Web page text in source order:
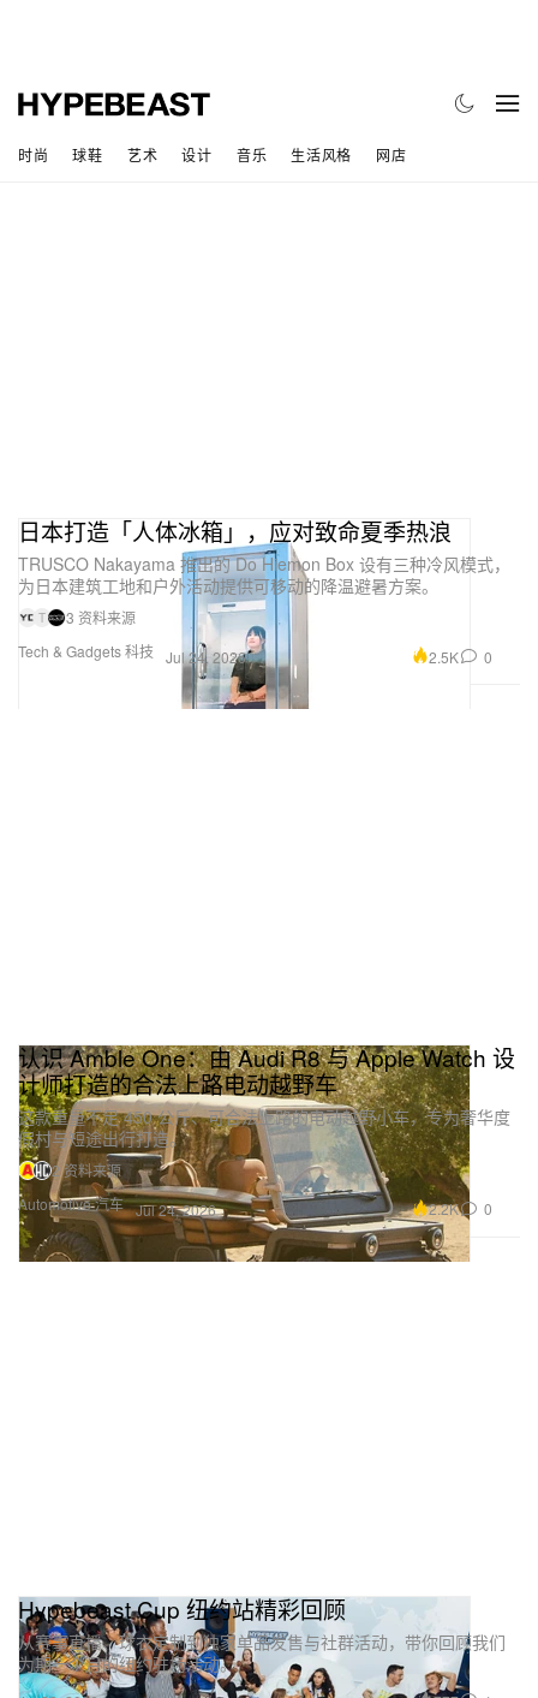
时尚 球鞋 艺术 设计 音乐 生活风格 网店
Tech & Gadgets 科技
日本打造「人体冰箱」，应对致命夏季热浪
TRUSCO Nakayama 推出的 Do Hiemon Box 设有三种冷风模式，
为日本建筑工地和户外活动提供可移动的降温避暑方案。
T
3 资料来源
Jul 24, 2026
2.5K 0
Automotive 汽车
认识 Amble One：由 Audi R8 与 Apple Watch 设
计师打造的合法上路电动越野车
这款重量不足 450 公斤、可合法上路的电动越野小车，专为奢华度
假村与短途出行打造。
2 资料来源
Jul 24, 2026
2.2K 0
Hypebeast Cup 纽约站精彩回顾
从赛事直播、球衣定制到独家单品发售与社群活动，带你回顾我们
为期一个月的纽约驻场活动。